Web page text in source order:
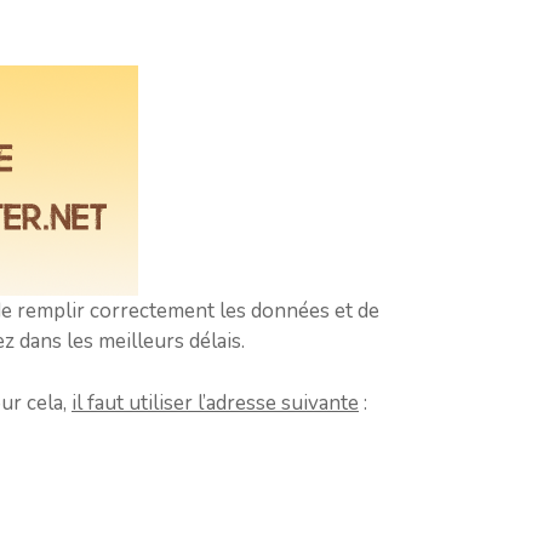
remplir correctement les données et de
dans les meilleurs délais.
cela, il faut utiliser l’adresse suivante :